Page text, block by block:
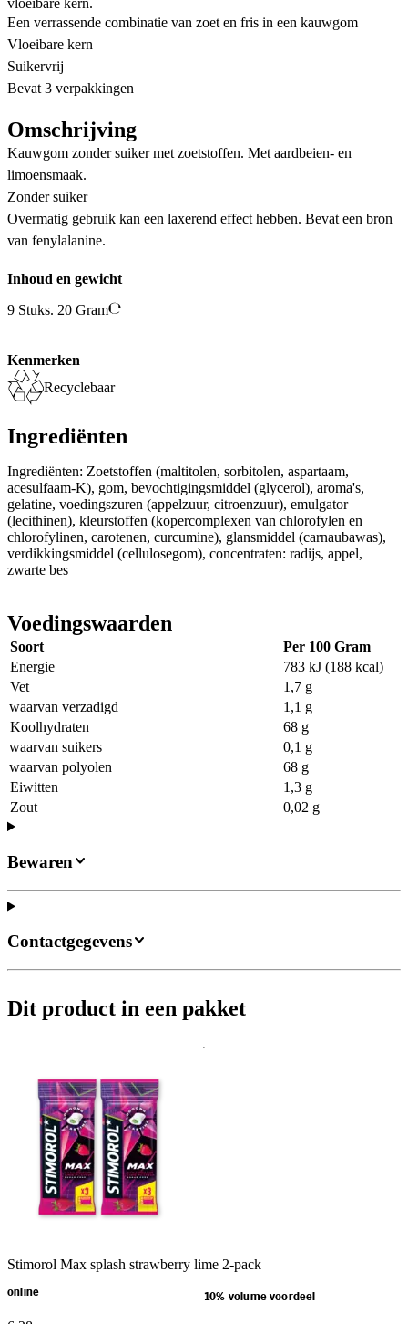
vloeibare kern.
Een verrassende combinatie van zoet en fris in een kauwgom
Vloeibare kern
Suikervrij
Bevat 3 verpakkingen
Omschrijving
Kauwgom zonder suiker met zoetstoffen. Met aardbeien- en
limoensmaak.
Zonder suiker
Overmatig gebruik kan een laxerend effect hebben. Bevat een bron
van fenylalanine.
Inhoud en gewicht
9 Stuks. 20 Gram
Kenmerken
Recyclebaar
Ingrediënten
Ingrediënten: Zoetstoffen (maltitolen, sorbitolen, aspartaam,
acesulfaam-K), gom, bevochtigingsmiddel (glycerol), aroma's,
gelatine, voedingszuren (appelzuur, citroenzuur), emulgator
(lecithinen), kleurstoffen (kopercomplexen van chlorofylen en
chlorofylinen, carotenen, curcumine), glansmiddel (carnaubawas),
verdikkingsmiddel (cellulosegom), concentraten: radijs, appel,
zwarte bes
Voedingswaarden
Soort
Per 100 Gram
Energie
783 kJ (188 kcal)
Vet
1,7 g
waarvan verzadigd
1,1 g
Koolhydraten
68 g
waarvan suikers
0,1 g
waarvan polyolen
68 g
Eiwitten
1,3 g
Zout
0,02 g
Bewaren
Contactgegevens
Dit product in een pakket
Stimorol Max splash strawberry lime 2-pack
online 10% volume voordeel